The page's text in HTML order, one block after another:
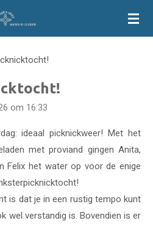
om 16:33
ideaal picknickweer! Met het
met proviand gingen Anita,
Felix het water op voor de enige
is dat je in een rustig tempo kunt
wel verstandig is. Bovendien is er